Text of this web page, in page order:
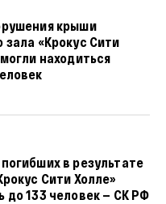
крыши
зала «Крокус Сити
находиться
в результате
Сити Холле»
до 133 человек — СК РФ